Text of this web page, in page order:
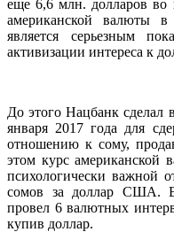
еще 6,6 млн. долларов во
американской валюты
является серьезным
активизации интереса к
До этого Нацбанк сделал
января 2017 года для
отношению к сому,
этом курс американской
психологически важной
сомов за доллар США.
провел 6 валютных
купив доллар.